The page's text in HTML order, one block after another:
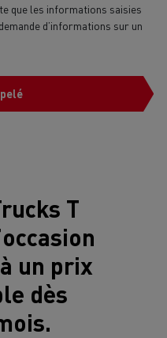
que les informations saisies
d’informations sur un
T
un prix
dès